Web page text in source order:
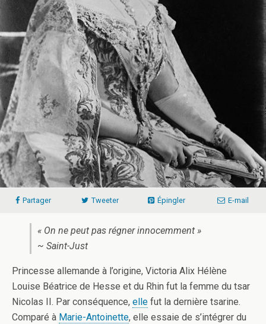
Partager Tweeter Épingler E-mail
« On ne peut pas régner innocemment »
~ Saint-Just
Princesse allemande à l’origine, Victoria Alix Hélène
Louise Béatrice de Hesse et du Rhin fut la femme du tsar
Nicolas II. Par conséquence, elle fut la dernière tsarine.
Comparé à Marie-Antoinette, elle essaie de s’intégrer du